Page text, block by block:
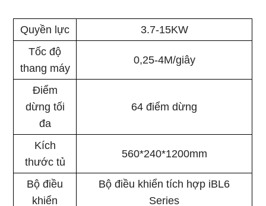
Quyền lực
3.7-15KW
Tốc độ
thang máy
0,25-4M/giây
Điểm
dừng tối
đa
64 điểm dừng
Kích
thước tủ
560*240*1200mm
Bộ điều
khiển
Bộ điều khiển tích hợp iBL6
Series